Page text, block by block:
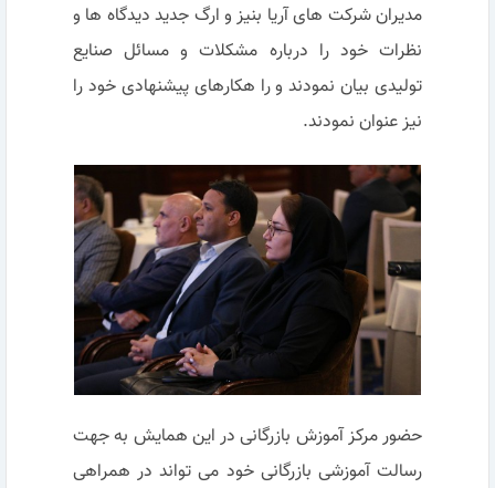
مدیران شرکت های آریا بنیز و ارگ جدید دیدگاه ها و
نظرات خود را درباره مشکلات و مسائل صنایع
تولیدی بیان نمودند و را هکارهای پیشنهادی خود را
نیز عنوان نمودند.
حضور مرکز آموزش بازرگانی در این همایش به جهت
رسالت آموزشی بازرگانی خود می تواند در همراهی